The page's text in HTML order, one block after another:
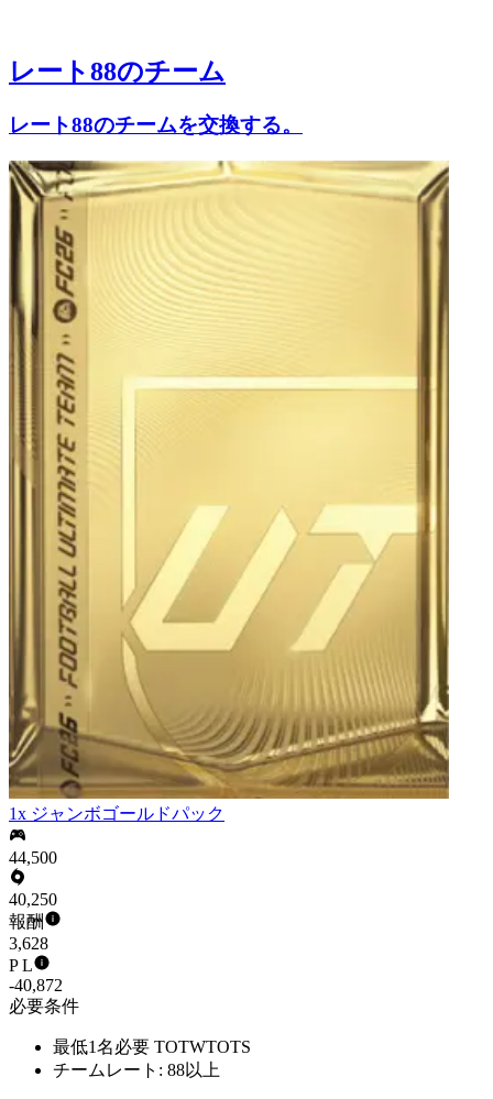
レート88のチーム
レート88のチームを交換する。
1x ジャンボゴールドパック
44,500
40,250
報酬
3,628
P L
-40,872
必要条件
最低1名必要 TOTWTOTS
チームレート: 88以上